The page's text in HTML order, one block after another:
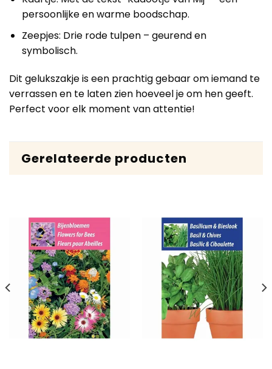
persoonlijke en warme boodschap.
Zeepjes: Drie rode tulpen – geurend en
symbolisch.
Dit gelukszakje is een prachtig gebaar om iemand te
verrassen en te laten zien hoeveel je om hen geeft.
Perfect voor elk moment van attentie!
Gerelateerde producten